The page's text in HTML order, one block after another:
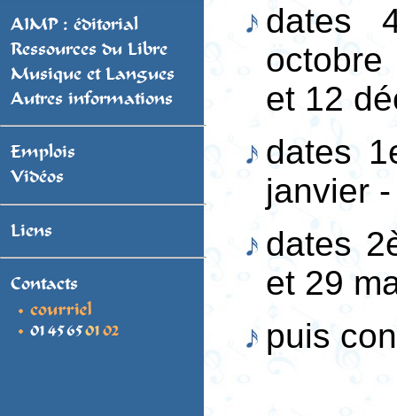
AIMP : éditorial
Ressources du Libre
Musique et Langues
Autres informations
Emplois
Vidéos
Liens
Contacts
dates
et 12
dates
janvier
dates
et 29
puis